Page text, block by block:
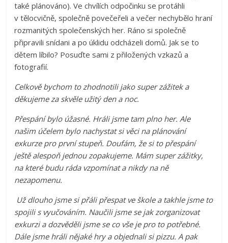
také plánováno). Ve chvílích odpočinku se protáhli
v tělocvičně, společně povečeřeli a večer nechybělo hraní
rozmanitých společenských her. Ráno si společně
připravili snídani a po úklidu odcházeli domů. Jak se to
dětem líbilo? Posuďte sami z přiložených vzkazů a
fotografií.
Celkově bychom to zhodnotili jako super zážitek a
děkujeme za skvěle užitý den a noc.
Přespání bylo úžasné. Hráli jsme tam plno her. Ale
našim účelem bylo nachystat si věci na plánování
exkurze pro první stupeň. Doufám, že si to přespání
ještě alespoň jednou zopakujeme. Mám super zážitky,
na které budu ráda vzpomínat a nikdy na ně
nezapomenu.
Už dlouho jsme si přáli přespat ve škole a takhle jsme to
spojili s vyučováním. Naučili jsme se jak zorganizovat
exkurzi a dozvěděli jsme se co vše je pro to potřebné.
Dále jsme hráli nějaké hry a objednali si pizzu. A pak